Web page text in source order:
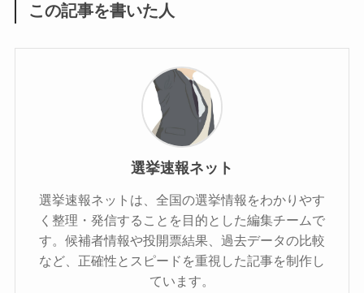
この記事を書いた人
選挙速報ネット
選挙速報ネットは、全国の選挙情報をわかりやす
く整理・発信することを目的とした編集チームで
す。候補者情報や投開票結果、過去データの比較
など、正確性とスピードを重視した記事を制作し
ています。